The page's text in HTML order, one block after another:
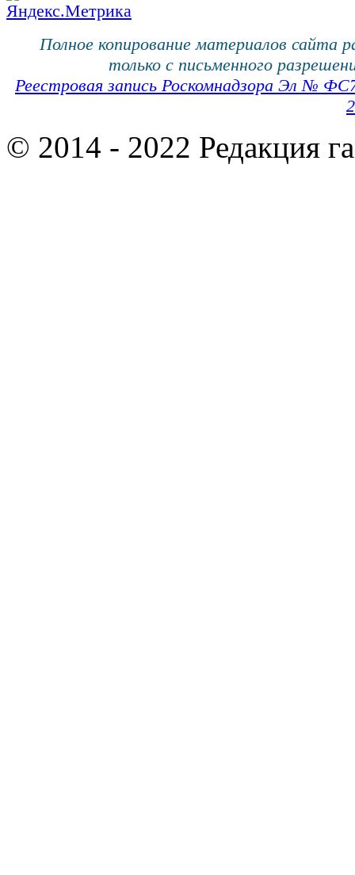
Полное копирование материалов сайта
только с письменного
Реестровая запись Роскомнадзора Эл №
© 2014 - 2022 Редакция